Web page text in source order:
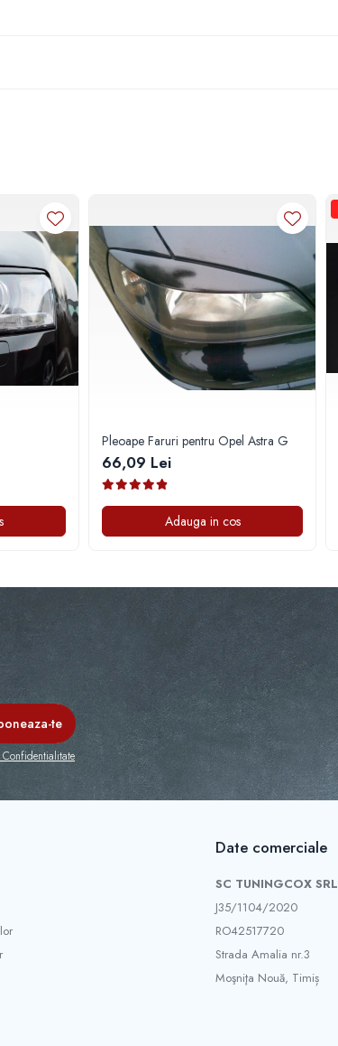
Pleoape Faruri pentru Opel Astra G
66,09 Lei
Adauga in cos
Date comerciale
SC TUNINGCOX SRL
J35/1104/2020
RO42517720
Strada Amalia nr.3
Moşniţa Nouă, Timiș